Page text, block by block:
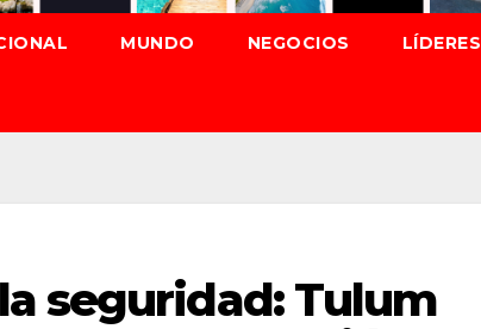
MUNDO NEGOCIOS LÍDERES
seguridad: Tulum